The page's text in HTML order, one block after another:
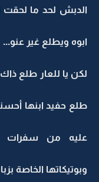
الدبش لحد ما لحقت
ابوه ويطلع غير عنو...
لكن يا للعار طلع
طلع حفيد ابنها
عليه من سفرات
وبوتيكاتها الخاصة